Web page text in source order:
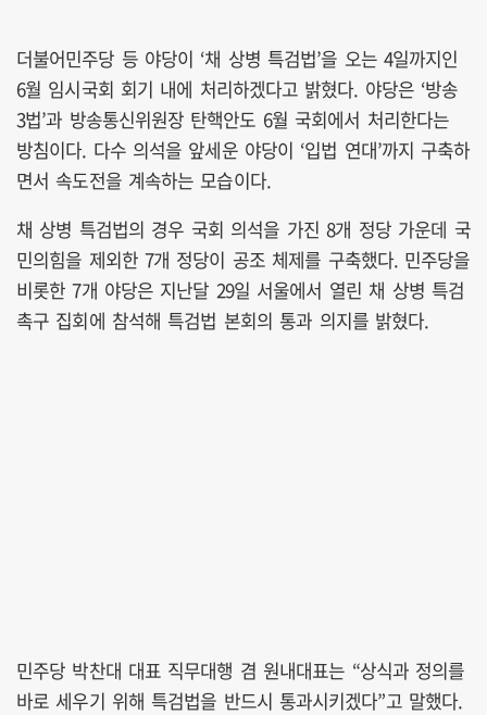
더불어민주당 등 야당이 ‘채 상병 특검법’을 오는 4일까지인
6월 임시국회 회기 내에 처리하겠다고 밝혔다. 야당은 ‘방송
3법’과 방송통신위원장 탄핵안도 6월 국회에서 처리한다는
방침이다. 다수 의석을 앞세운 야당이 ‘입법 연대’까지 구축하
면서 속도전을 계속하는 모습이다.
채 상병 특검법의 경우 국회 의석을 가진 8개 정당 가운데 국
민의힘을 제외한 7개 정당이 공조 체제를 구축했다. 민주당을
비롯한 7개 야당은 지난달 29일 서울에서 열린 채 상병 특검
촉구 집회에 참석해 특검법 본회의 통과 의지를 밝혔다.
민주당 박찬대 대표 직무대행 겸 원내대표는 “상식과 정의를
바로 세우기 위해 특검법을 반드시 통과시키겠다”고 말했다.